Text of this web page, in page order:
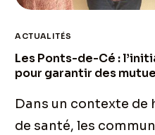
ACTUALITÉS
Les Ponts-de-Cé :
pour garantir des
Dans un contexte de
de santé, les